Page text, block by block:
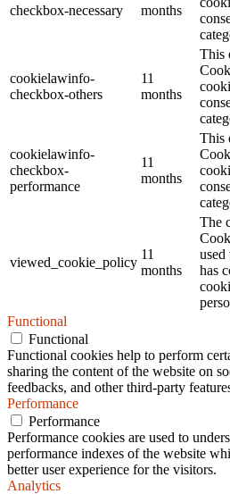
checkbox-necessary
months
cookielawinfo-
checkbox-others
11
months
This
cookielawinfo-
checkbox-
performance
11
months
This
viewed_cookie_policy
11
months
The
used
has
Functional
Functional
Functional cookies help to perform
sharing the content of the website on
feedbacks, and other third-party
Performance
Performance
Performance cookies are used to
performance indexes of the website
better user experience for the visitors.
Analytics